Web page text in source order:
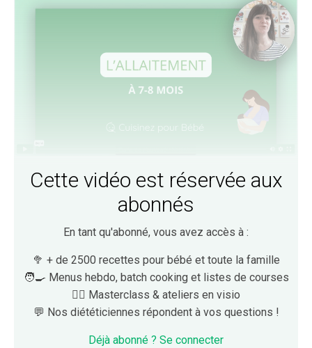
Cette vidéo est réservée aux
abonnés
En tant qu'abonné, vous avez accès à :
🥦 + de 2500 recettes pour bébé et toute la famille
🧑‍🍳 Menus hebdo, batch cooking et listes de courses
👩‍⚕️ Masterclass & ateliers en visio
💬 Nos diététiciennes répondent à vos questions !
Déjà abonné ? Se connecter